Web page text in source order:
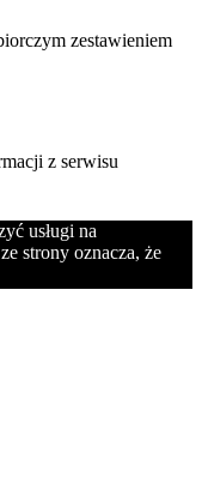
zestawieniem
z serwisu
usługi na
strony oznacza, że